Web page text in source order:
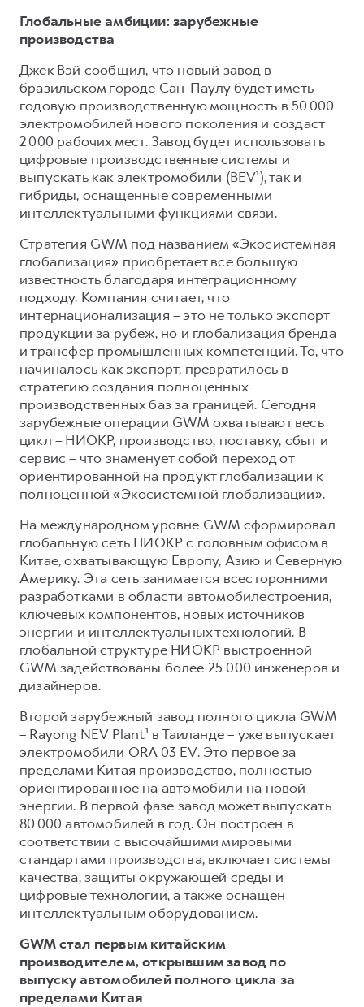
Глобальные амбиции: зарубежные
производства
Джек Вэй сообщил, что новый завод в
бразильском городе Сан-Паулу будет иметь
годовую производственную мощность в 50 000
электромобилей нового поколения и создаст
2 000 рабочих мест. Завод будет использовать
цифровые производственные системы и
выпускать как электромобили (BEV¹), так и
гибриды, оснащенные современными
интеллектуальными функциями связи.
Стратегия GWM под названием «Экосистемная
глобализация» приобретает все большую
известность благодаря интеграционному
подходу. Компания считает, что
интернационализация – это не только экспорт
продукции за рубеж, но и глобализация бренда
и трансфер промышленных компетенций. То, что
начиналось как экспорт, превратилось в
стратегию создания полноценных
производственных баз за границей. Сегодня
зарубежные операции GWM охватывают весь
цикл – НИОКР, производство, поставку, сбыт и
сервис – что знаменует собой переход от
ориентированной на продукт глобализации к
полноценной «Экосистемной глобализации».
На международном уровне GWM сформировал
глобальную сеть НИОКР с головным офисом в
Китае, охватывающую Европу, Азию и Северную
Америку. Эта сеть занимается всесторонними
разработками в области автомобилестроения,
ключевых компонентов, новых источников
энергии и интеллектуальных технологий. В
глобальной структуре НИОКР выстроенной
GWM задействованы более 25 000 инженеров и
дизайнеров.
Второй зарубежный завод полного цикла GWM
– Rayong NEV Plant¹ в Таиланде – уже выпускает
электромобили ORA 03 EV. Это первое за
пределами Китая производство, полностью
ориентированное на автомобили на новой
энергии. В первой фазе завод может выпускать
80 000 автомобилей в год. Он построен в
соответствии с высочайшими мировыми
стандартами производства, включает системы
качества, защиты окружающей среды и
цифровые технологии, а также оснащен
интеллектуальным оборудованием.
GWM стал первым китайским
производителем, открывшим завод по
выпуску автомобилей полного цикла за
пределами Китая